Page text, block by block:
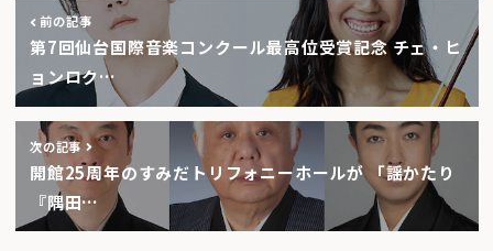
前の記事
第7回仙台国際音楽コンクール最高位受賞記念 チェ・ヒ
ョンロク…
次の記事
開館25周年のすみだトリフォニーホールが 「謡かたり
『隅田…